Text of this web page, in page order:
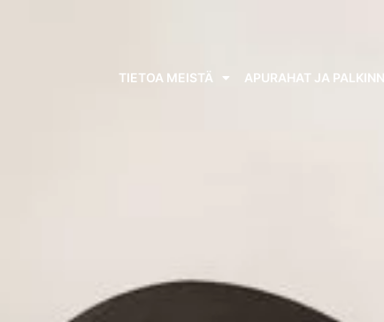
TIETOA MEISTÄ APURAHAT JA